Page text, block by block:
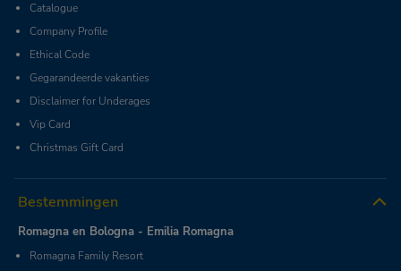
Catalogue
Company Profile
Ethical Code
Gegarandeerde vakanties
Disclaimer for Underages
Vip Card
Christmas Gift Card
Bestemmingen
Romagna en Bologna - Emilia Romagna
Romagna Family Resort